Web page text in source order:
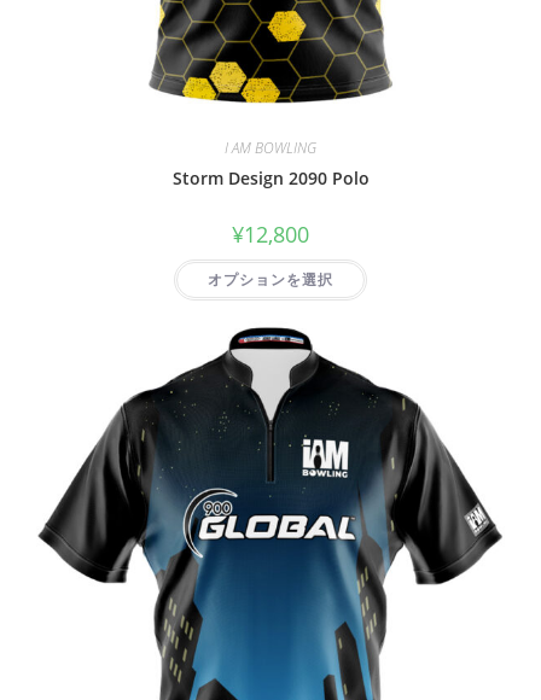
I AM BOWLING
Storm Design 2090 Polo
¥12,800
オプションを選択